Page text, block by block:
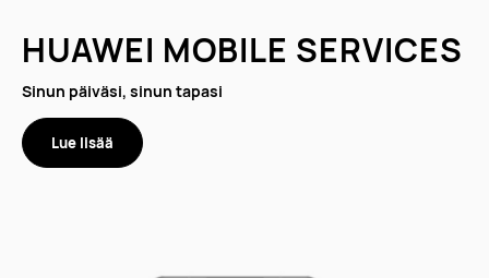
HUAWEI MOBILE SERVICES
Sinun päiväsi, sinun tapasi
Lue lisää